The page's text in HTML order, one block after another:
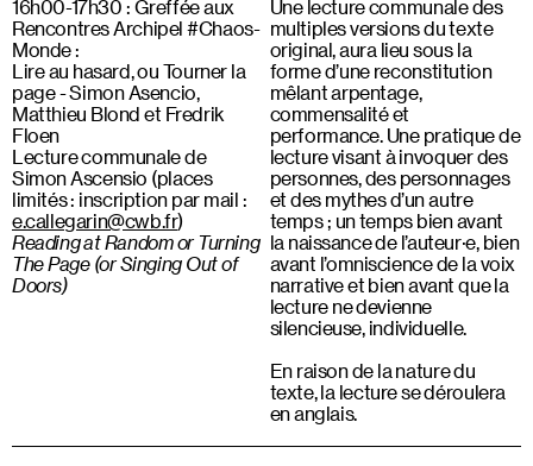
16h00-17h30 : Greffée aux
Rencontres Archipel #Chaos-
Monde :
Lire au hasard, ou Tourner la
page - Simon Asencio,
Matthieu Blond et Fredrik
Floen
Lecture communale de
Simon Ascensio (places
limités : inscription par mail :
e.callegarin@cwb.fr)
Reading at Random or Turning
The Page (or Singing Out of
Doors)
Une lecture communale des
multiples versions du texte
original, aura lieu sous la
forme d’une reconstitution
mêlant arpentage,
commensalité et
performance. Une pratique de
lecture visant à invoquer des
personnes, des personnages
et des mythes d’un autre
temps ; un temps bien avant
la naissance de l’auteur·e, bien
avant l’omniscience de la voix
narrative et bien avant que la
lecture ne devienne
silencieuse, individuelle.
En raison de la nature du
texte, la lecture se déroulera
en anglais.